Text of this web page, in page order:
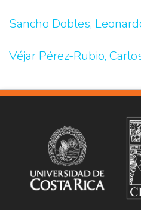
Sancho Dobles,
Véjar Pérez-Rubio,